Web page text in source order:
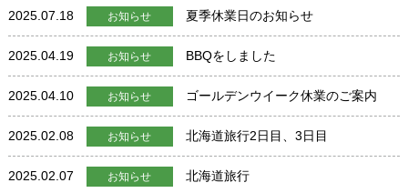
2025.07.18 お知らせ 夏季休業日のお知らせ
2025.04.19 お知らせ BBQをしました
2025.04.10 お知らせ ゴールデンウイーク休業のご案内
2025.02.08 お知らせ 北海道旅行2日目、3日目
2025.02.07 お知らせ 北海道旅行